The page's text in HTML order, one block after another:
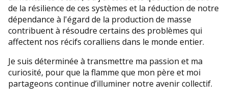
de la résilience de ces systèmes et la réduction de notre
dépendance à l'égard de la production de masse
contribuent à résoudre certains des problèmes qui
affectent nos récifs coralliens dans le monde entier.
Je suis déterminée à transmettre ma passion et ma
curiosité, pour que la flamme que mon père et moi
partageons continue d’illuminer notre avenir collectif.